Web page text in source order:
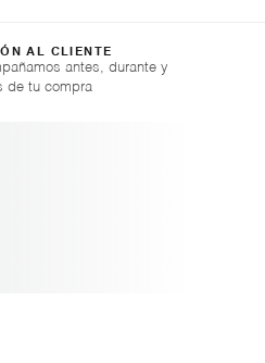
AL CLIENTE
antes, durante y
de tu compra